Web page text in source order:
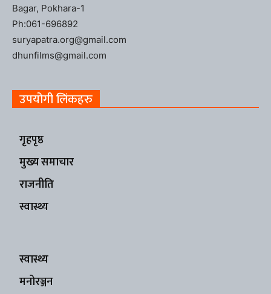
Bagar, Pokhara-1
Ph:061-696892
suryapatra.org@gmail.com
dhunfilms@gmail.com
उपयोगी लिंकहरु
गृहपृष्ठ
मुख्य समाचार
राजनीति
स्वास्थ्य
स्वास्थ्य
मनोरञ्जन